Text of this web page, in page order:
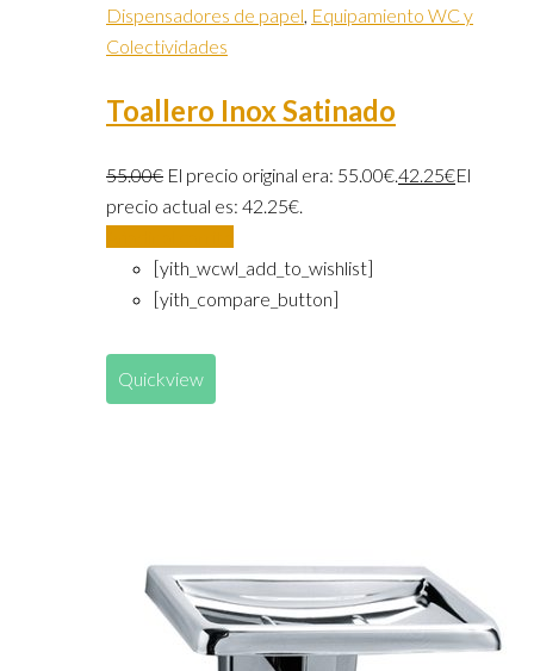
Dispensadores de papel, Equipamiento WC y
Colectividades
Toallero Inox Satinado
55.00€ El precio original era: 55.00€.42.25€El
precio actual es: 42.25€.
[yith_wcwl_add_to_wishlist]
[yith_compare_button]
Quickview